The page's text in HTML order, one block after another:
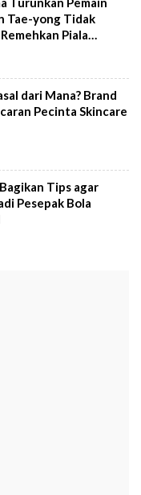
Tae-yong Tidak
Piala
dari Mana? Brand
Pecinta Skincare
Tips agar
Pesepak Bola